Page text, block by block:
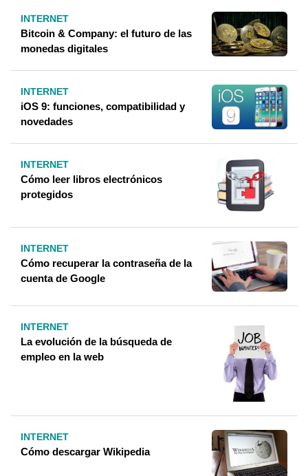
INTERNET
Bitcoin & Company: el futuro de las
monedas digitales
INTERNET
iOS 9: funciones, compatibilidad y
novedades
INTERNET
Cómo leer libros electrónicos
protegidos
INTERNET
Cómo recuperar la contraseña de la
cuenta de Google
INTERNET
La evolución de la búsqueda de
empleo en la web
INTERNET
Cómo descargar Wikipedia